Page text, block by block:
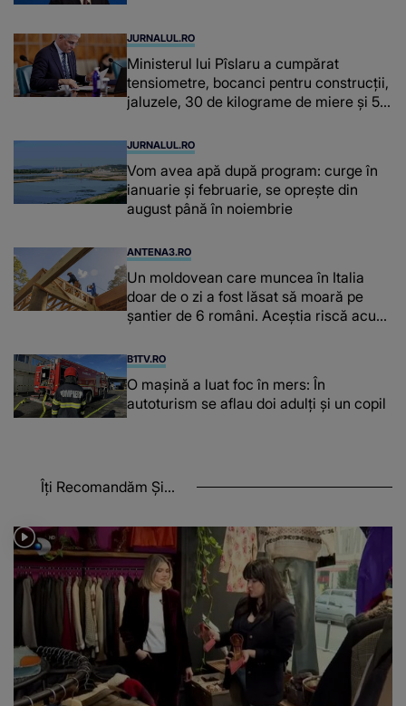
JURNALUL.RO
Ministerul lui Pîslaru a cumpărat
tensiometre, bocanci pentru construcții,
jaluzele, 30 de kilograme de miere și 50
JURNALUL.RO
Vom avea apă după program: curge în
ianuarie și februarie, se oprește din
august până în noiembrie
ANTENA3.RO
Un moldovean care muncea în Italia
doar de o zi a fost lăsat să moară pe
şantier de 6 români. Aceștia riscă acum
B1TV.RO
O maşină a luat foc în mers: În
autoturism se aflau doi adulți și un copil
Îți Recomandăm Și...